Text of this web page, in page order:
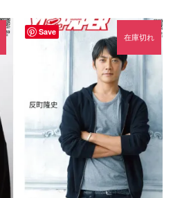
Save
在庫切れ